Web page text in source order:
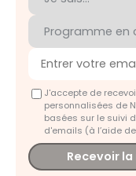
J'accepte de
personnalisées de
basées sur le suivi
d'emails (à l’aide
Recevoir